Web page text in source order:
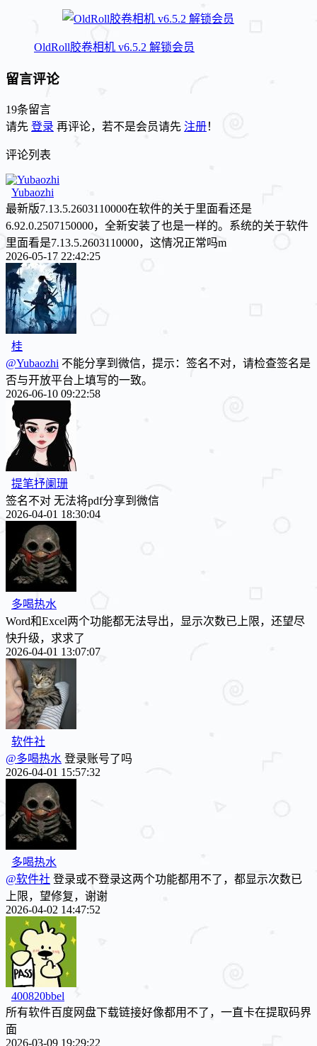
OldRoll胶卷相机 v6.5.2 解锁会员
留言评论
19条留言
请先 登录 再评论，若不是会员请先 注册！
评论列表
Yubaozhi
最新版7.13.5.2603110000在软件的关于里面看还是
6.92.0.2507150000，全新安装了也是一样的。系统的关于软件
里面看是7.13.5.2603110000，这情况正常吗m
2026-05-17 22:42:25
桂
@Yubaozhi 不能分享到微信，提示：签名不对，请检查签名是
否与开放平台上填写的一致。
2026-06-10 09:22:58
提笔抒阑珊
签名不对 无法将pdf分享到微信
2026-04-01 18:30:04
多喝热水
Word和Excel两个功能都无法导出，显示次数已上限，还望尽
快升级，求求了
2026-04-01 13:07:07
软件社
@多喝热水 登录账号了吗
2026-04-01 15:57:32
多喝热水
@软件社 登录或不登录这两个功能都用不了，都显示次数已
上限，望修复，谢谢
2026-04-02 14:47:52
400820bbel
所有软件百度网盘下载链接好像都用不了，一直卡在提取码界
面
2026-03-09 19:29:22